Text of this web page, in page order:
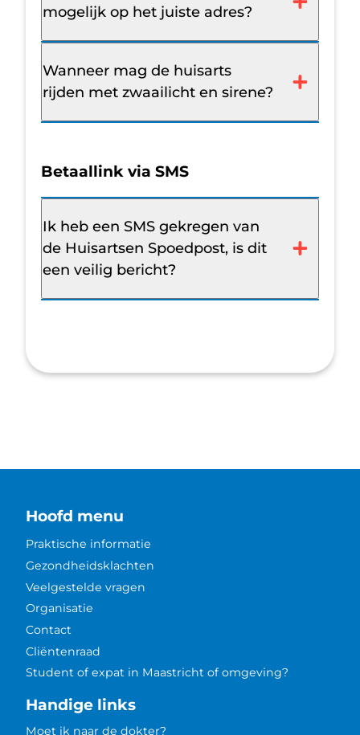
mogelijk op het juiste adres?
Wanneer mag de huisarts
rijden met zwaailicht en sirene?
Betaallink via SMS
Ik heb een SMS gekregen van
de Huisartsen Spoedpost, is dit
een veilig bericht?
Hoofd menu
Praktische informatie
Gezondheidsklachten
Veelgestelde vragen
Organisatie
Contact
Cliëntenraad
Student of expat in Maastricht of omgeving?
Handige links
Moet ik naar de dokter?